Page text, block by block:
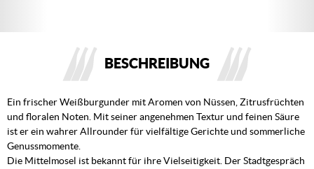
BESCHREIBUNG
Ein frischer Weißburgunder mit Aromen von Nüssen, Zitrusfrüchten
und floralen Noten. Mit seiner angenehmen Textur und feinen Säure
ist er ein wahrer Allrounder für vielfältige Gerichte und sommerliche
Genussmomente.
Die Mittelmosel ist bekannt für ihre Vielseitigkeit. Der Stadtgespräch